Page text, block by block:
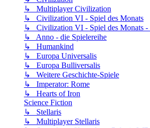
↳ Multiplayer Civilization
↳ Civilization VI - Spiel des Monats
↳ Civilization VI - Spiel des Monats -
↳ Anno - die Spielereihe
↳ Humankind
↳ Europa Universalis
↳ Europa Bulliversalis
↳ Weitere Geschichte-Spiele
↳ Imperator: Rome
↳ Hearts of Iron
Science Fiction
↳ Stellaris
↳ Multiplayer Stellaris